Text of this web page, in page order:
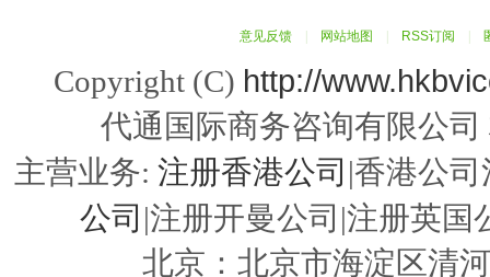
意见反馈 网站地图 RSS订阅
Copyright (C) http://
代通国际商务咨询有限公
主营业务: 注册香港公司 |香港公
公司 |注册开曼公司|注册英
北京：北京市海淀区清